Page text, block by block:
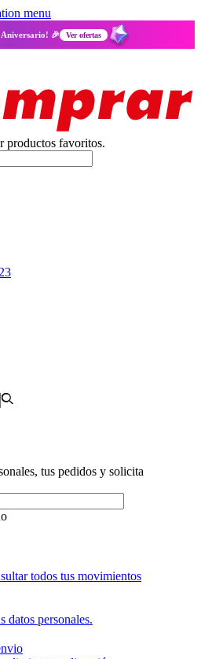
menu
Aniversario! 🎉 Ver ofertas
productos favoritos.
tus pedidos y solicita
todos tus movimientos
datos personales.